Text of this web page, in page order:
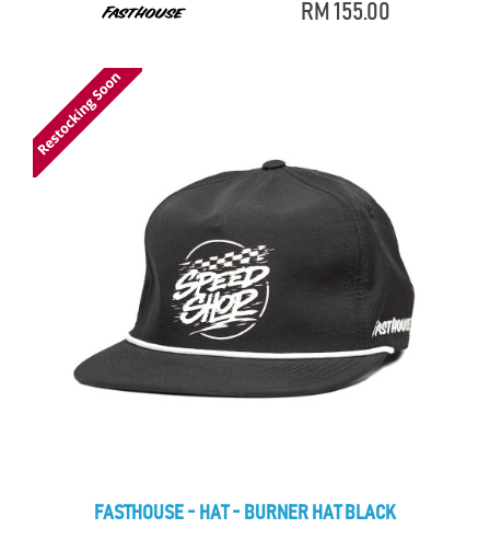
RM 155.00
FASTHOUSE - HAT - BURNER HAT BLACK